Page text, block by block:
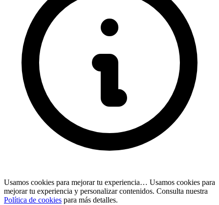
Usamos cookies para mejorar tu experiencia… Usamos cookies para
mejorar tu experiencia y personalizar contenidos. Consulta nuestra
Política de cookies para más detalles.